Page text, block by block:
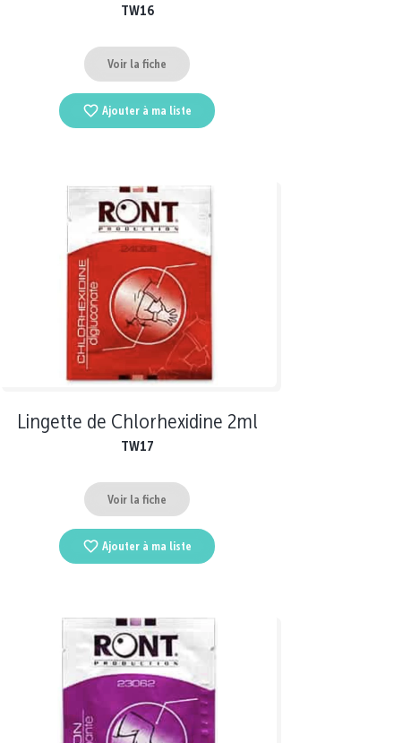
TW16
Voir la fiche
Ajouter à ma liste
Lingette de Chlorhexidine 2ml
TW17
Voir la fiche
Ajouter à ma liste